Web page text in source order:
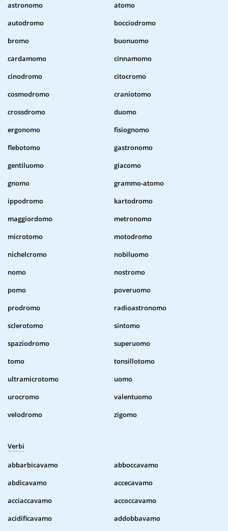
astronomo
atomo
autodromo
bocciodromo
bromo
buonuomo
cardamomo
cinnamomo
cinodromo
citocromo
cosmodromo
craniotomo
crossdromo
duomo
ergonomo
fisiognomo
flebotomo
gastronomo
gentiluomo
giacomo
gnomo
grammo-atomo
ippodromo
kartodromo
maggiordomo
metronomo
microtomo
motodromo
nichelcromo
nobiluomo
nomo
nostromo
pomo
poveruomo
prodromo
radioastronomo
sclerotomo
sintomo
spaziodromo
superuomo
tomo
tonsillotomo
ultramicrotomo
uomo
urocromo
valentuomo
velodromo
zigomo
Verbi
abbarbicavamo
abboccavamo
abdicavamo
accecavamo
acciaccavamo
accoccavamo
acidificavamo
addobbavamo